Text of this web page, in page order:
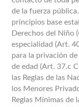
de la fuerza
principios base
Derechos del Niño
especialidad (Art.
para la privación
de edad (Art. 37.c
las Reglas de las
los Menores
Reglas Mínimas de